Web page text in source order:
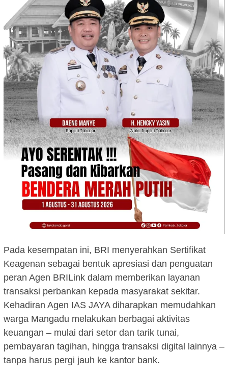
Pada kesempatan ini, BRI menyerahkan Sertifikat
Keagenan sebagai bentuk apresiasi dan penguatan
peran Agen BRILink dalam memberikan layanan
transaksi perbankan kepada masyarakat sekitar.
Kehadiran Agen IAS JAYA diharapkan memudahkan
warga Mangadu melakukan berbagai aktivitas
keuangan – mulai dari setor dan tarik tunai,
pembayaran tagihan, hingga transaksi digital lainnya –
tanpa harus pergi jauh ke kantor bank.